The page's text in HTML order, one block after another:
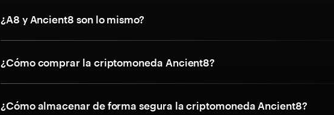
¿A8 y Ancient8 son lo mismo?
¿Cómo comprar la criptomoneda Ancient8?
¿Cómo almacenar de forma segura la criptomoneda Ancient8?